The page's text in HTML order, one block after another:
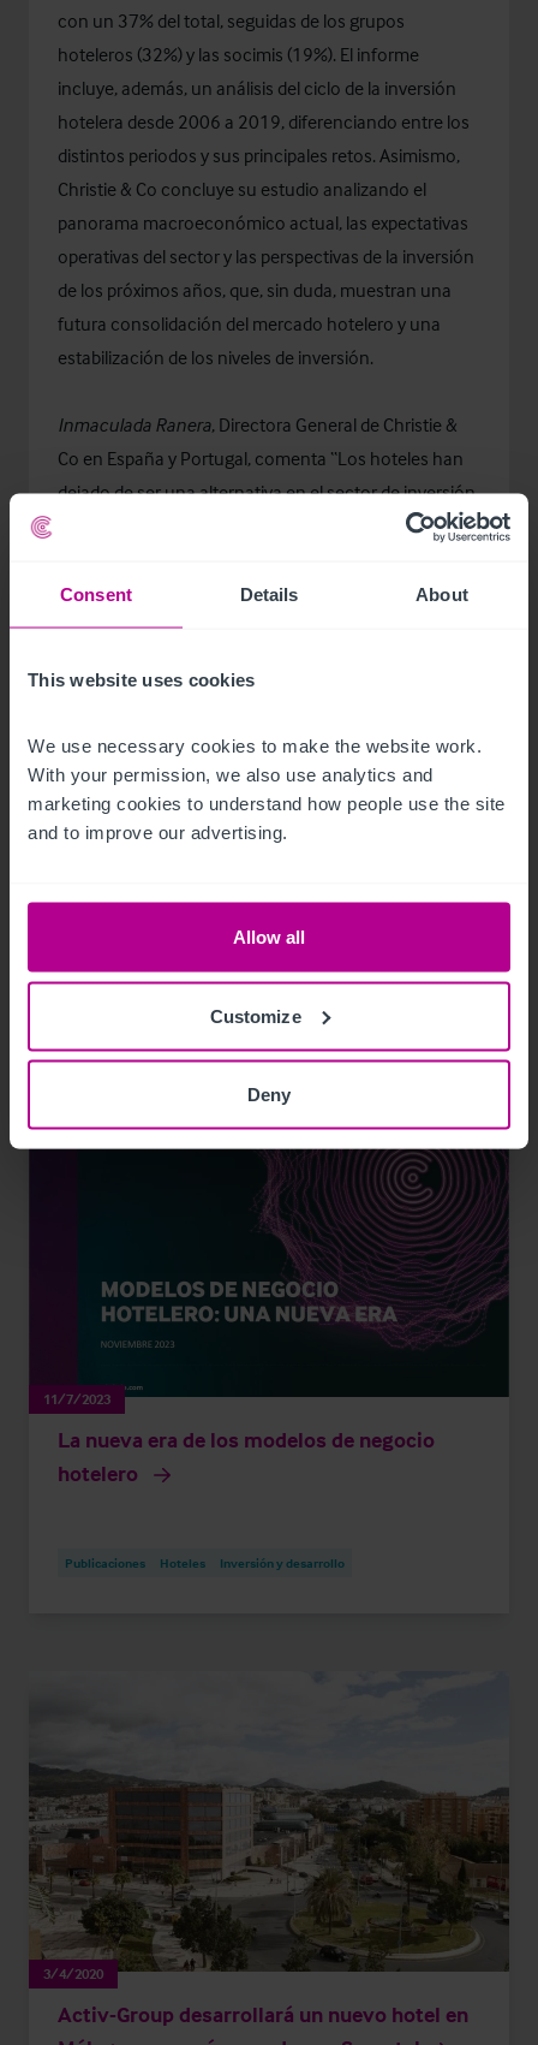
Consent Details About
This website uses cookies
We use necessary cookies to make the website work.
With your permission, we also use analytics and
marketing cookies to understand how people use the site
and to improve our advertising.
Allow all
Customize
Deny
con un 37% del total, seguidas de los grupos
hoteleros (32%) y las socimis (19%). El informe
incluye, además, un análisis del ciclo de la inversión
hotelera desde 2006 a 2019, diferenciando entre los
distintos periodos y sus principales retos. Asimismo,
Christie & Co concluye su estudio analizando el
panorama macroeconómico actual, las expectativas
operativas del sector y las perspectivas de la inversión
de los próximos años, que, sin duda, muestran una
futura consolidación del mercado hotelero y una
estabilización de los niveles de inversión.
Inmaculada Ranera, Directora General de Christie &
Co en España y Portugal, comenta “Los hoteles han
dejado de ser una alternativa en el sector de inversión
inmobiliaria para pasar a ser activos con atractivas
profesionalizado y eso ha ayudado a que una parte
importante de la liquidez disponible se invierta cada
vacacionales.”
Artículos relacionados
Ver otras noticias relacionadas
11/7/2023
La nueva era de los modelos de negocio
hotelero
Publicaciones Hoteles Inversión y desarrollo
3/4/2020
Activ-Group desarrollará un nuevo hotel en